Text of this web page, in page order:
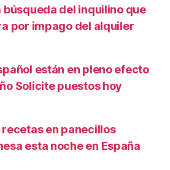
búsqueda del inquilino que
por impago del alquiler
están en pleno efecto
Solicite puestos hoy
en panecillos
esta noche en España